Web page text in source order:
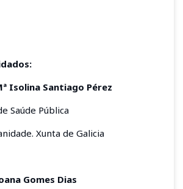
Isolina Santiago Pérez
Saúde Pública
Xunta de Galicia
Gomes Dias